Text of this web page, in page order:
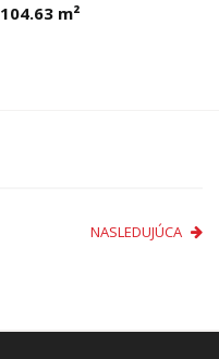
104.63 m²
NASLEDUJÚCA